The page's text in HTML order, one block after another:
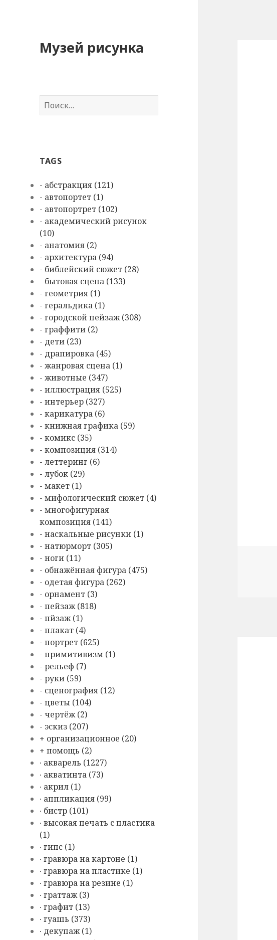
Музей рисунка
Н
а
:TAGS
- абстракция (121)
- автопортет (1)
- автопортрет (102)
- академический рисунок
(10)
- анатомия (2)
- архитектура (94)
- библейский сюжет (28)
- бытовая сцена (133)
- геометрия (1)
- геральдика (1)
- городской пейзаж (308)
- граффити (2)
- дети (23)
- драпировка (45)
- жанровая сцена (1)
- животные (347)
- иллюстрация (525)
- интерьер (327)
- карикатура (6)
- книжная графика (59)
- комикс (35)
- композиция (314)
- леттеринг (6)
- лубок (29)
- макет (1)
- мифологический сюжет (4)
- многофигурная
композиция (141)
- наскальные рисунки (1)
- натюрморт (305)
- ноги (11)
- обнажённая фигура (475)
- одетая фигура (262)
- орнамент (3)
- пейзаж (818)
- пйзаж (1)
- плакат (4)
- портрет (625)
- примитивизм (1)
- рельеф (7)
- руки (59)
- сценография (12)
- цветы (104)
- чертёж (2)
- эскиз (207)
+ организационное (20)
+ помощь (2)
∙ акварель (1227)
∙ акватинта (73)
∙ акрил (1)
∙ аппликация (99)
∙ бистр (101)
∙ высокая печать с пластика
(1)
∙ гипс (1)
∙ гравюра на картоне (1)
∙ гравюра на пластике (1)
∙ гравюра на резине (1)
∙ граттаж (3)
∙ графит (13)
∙ гуашь (373)
∙ декупаж (1)